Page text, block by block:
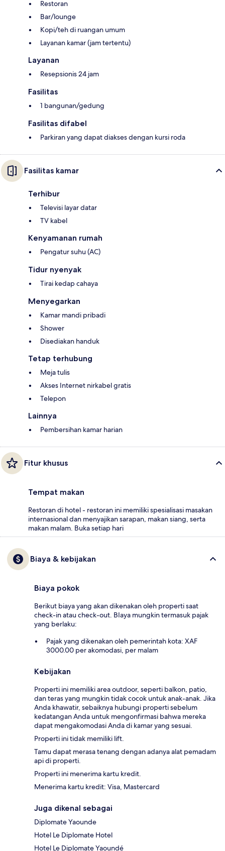
Restoran
Bar/lounge
Kopi/teh di ruangan umum
Layanan kamar (jam tertentu)
Layanan
Resepsionis 24 jam
Fasilitas
1 bangunan/gedung
Fasilitas difabel
Parkiran yang dapat diakses dengan kursi roda
Fasilitas kamar
Terhibur
Televisi layar datar
TV kabel
Kenyamanan rumah
Pengatur suhu (AC)
Tidur nyenyak
Tirai kedap cahaya
Menyegarkan
Kamar mandi pribadi
Shower
Disediakan handuk
Tetap terhubung
Meja tulis
Akses Internet nirkabel gratis
Telepon
Lainnya
Pembersihan kamar harian
Fitur khusus
Tempat makan
Restoran di hotel - restoran ini memiliki spesialisasi masakan
internasional dan menyajikan sarapan, makan siang, serta
makan malam. Buka setiap hari
Biaya & kebijakan
Biaya pokok
Berikut biaya yang akan dikenakan oleh properti saat
check-in atau check-out. BIaya mungkin termasuk pajak
yang berlaku:
Pajak yang dikenakan oleh pemerintah kota: XAF
3000.00 per akomodasi, per malam
Kebijakan
Properti ini memiliki area outdoor, seperti balkon, patio,
dan teras yang mungkin tidak cocok untuk anak-anak. Jika
Anda khawatir, sebaiknya hubungi properti sebelum
kedatangan Anda untuk mengonfirmasi bahwa mereka
dapat mengakomodasi Anda di kamar yang sesuai.
Properti ini tidak memiliki lift.
Tamu dapat merasa tenang dengan adanya alat pemadam
api di properti.
Properti ini menerima kartu kredit.
Menerima kartu kredit: Visa, Mastercard
Juga dikenal sebagai
Diplomate Yaounde
Hotel Le Diplomate Hotel
Hotel Le Diplomate Yaoundé